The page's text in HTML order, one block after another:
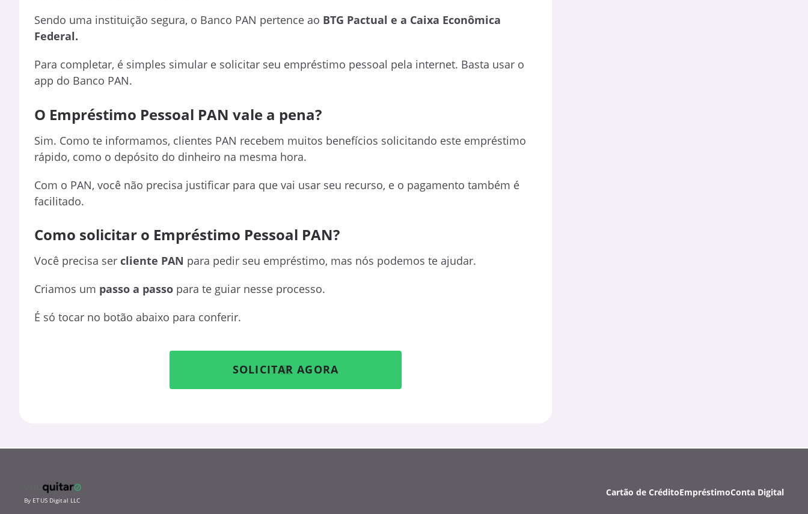
Sendo uma instituição segura, o Banco PAN pertence ao BTG Pactual e a Caixa Econômica
Federal.
Para completar, é simples simular e solicitar seu empréstimo pessoal pela internet. Basta usar o
app do Banco PAN.
O Empréstimo Pessoal PAN vale a pena?
Sim. Como te informamos, clientes PAN recebem muitos benefícios solicitando este empréstimo
rápido, como o depósito do dinheiro na mesma hora.
Com o PAN, você não precisa justificar para que vai usar seu recurso, e o pagamento também é
facilitado.
Como solicitar o Empréstimo Pessoal PAN?
Você precisa ser cliente PAN para pedir seu empréstimo, mas nós podemos te ajudar.
Criamos um passo a passo para te guiar nesse processo.
É só tocar no botão abaixo para conferir.
SOLICITAR AGORA
By ETUS Digital LLC
Cartão de CréditoEmpréstimoConta Digital